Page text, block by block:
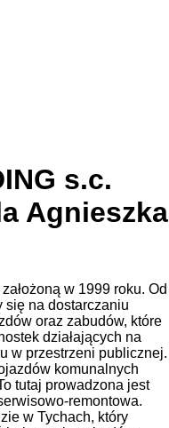
s.c.
Agnieszka
w 1999 roku. Od
się na dostarczaniu
oraz zabudów, które
działających na
w przestrzeni publicznej.
komunalnych
tutaj prowadzona jest
remontowa.
w Tychach, który